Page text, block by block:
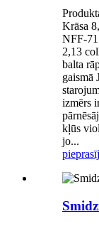
Krāsa
NFF-
2,13
balta
gaismā
izmērs
kļūs
jo...